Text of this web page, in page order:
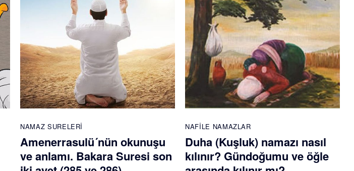
NAMAZ SURELERI
Amenerrasulü´nün okunuşu
ve anlamı. Bakara Suresi son
NAFILE NAMAZLAR
Duha (Kuşluk) namazı nasıl
kılınır? Gündoğumu ve öğle